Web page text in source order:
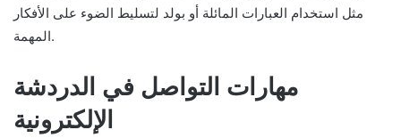
مثل استخدام العبارات المائلة أو بولد لتسليط الضوء على الأفكار
المهمة.
مهارات التواصل في الدردشة
الإلكترونية